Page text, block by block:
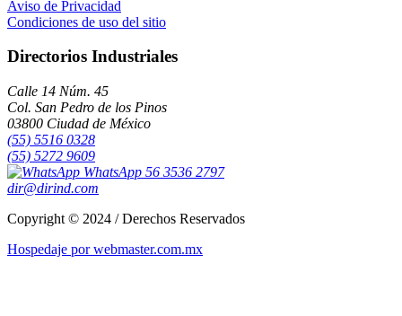
Aviso de Privacidad
Condiciones de uso del sitio
Directorios Industriales
Calle 14 Núm. 45
Col. San Pedro de los Pinos
03800 Ciudad de México
(55) 5516 0328
(55) 5272 9609
WhatsApp 56 3536 2797
dir@dirind.com
Copyright © 2024 / Derechos Reservados
Hospedaje por webmaster.com.mx